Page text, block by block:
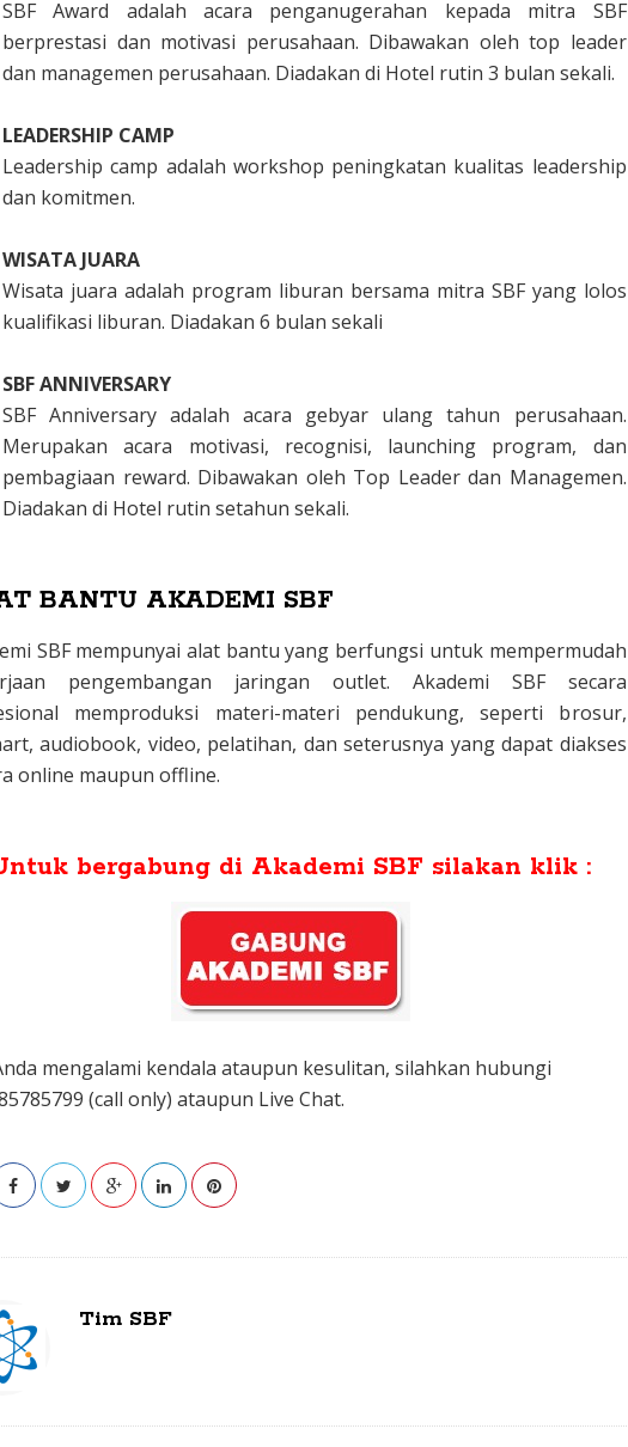
SBF Award adalah acara penganugerahan kepada mitra SBF
berprestasi dan motivasi perusahaan. Dibawakan oleh top leader
dan managemen perusahaan. Diadakan di Hotel rutin 3 bulan sekali.
LEADERSHIP CAMP
Leadership camp adalah workshop peningkatan kualitas leadership
dan komitmen.
WISATA JUARA
Wisata juara adalah program liburan bersama mitra SBF yang lolos
kualifikasi liburan. Diadakan 6 bulan sekali
SBF ANNIVERSARY
SBF Anniversary adalah acara gebyar ulang tahun perusahaan.
Merupakan acara motivasi, recognisi, launching program, dan
pembagiaan reward. Dibawakan oleh Top Leader dan Managemen.
Diadakan di Hotel rutin setahun sekali.
BANTU AKADEMI SBF
SBF mempunyai alat bantu yang berfungsi untuk mempermudah
pengembangan jaringan outlet. Akademi SBF secara
memproduksi materi-materi pendukung, seperti brosur,
audiobook, video, pelatihan, dan seterusnya yang dapat diakses
online maupun offline.
bergabung di Akademi SBF silakan klik :
mengalami kendala ataupun kesulitan, silahkan hubungi
(call only) ataupun Live Chat.
Tim SBF